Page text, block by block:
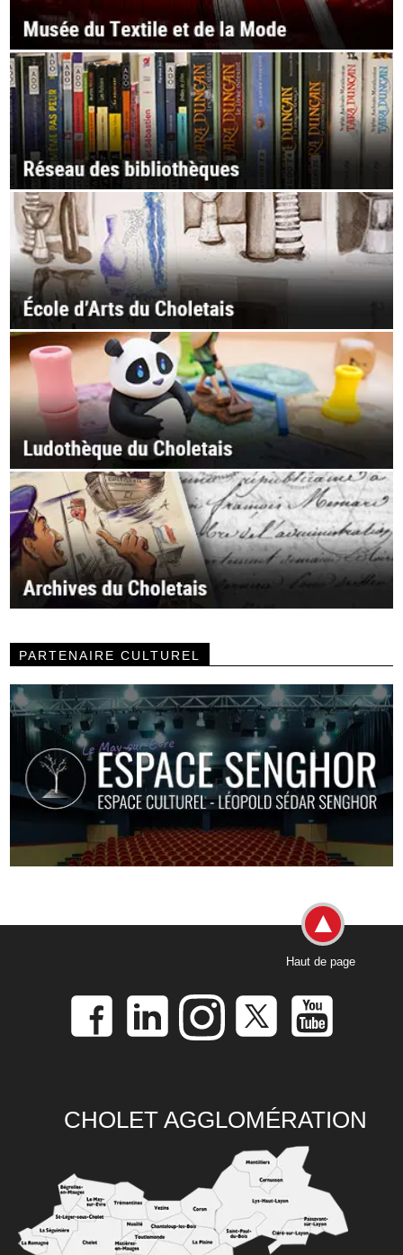
PARTENAIRE CULTUREL
Haut de page
CHOLET AGGLOMÉRATION